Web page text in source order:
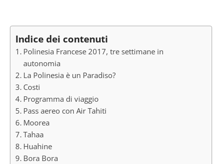
Indice dei contenuti
Polinesia Francese 2017, tre settimane in
autonomia
La Polinesia è un Paradiso?
Costi
Programma di viaggio
Pass aereo con Air Tahiti
Moorea
Tahaa
Huahine
Bora Bora